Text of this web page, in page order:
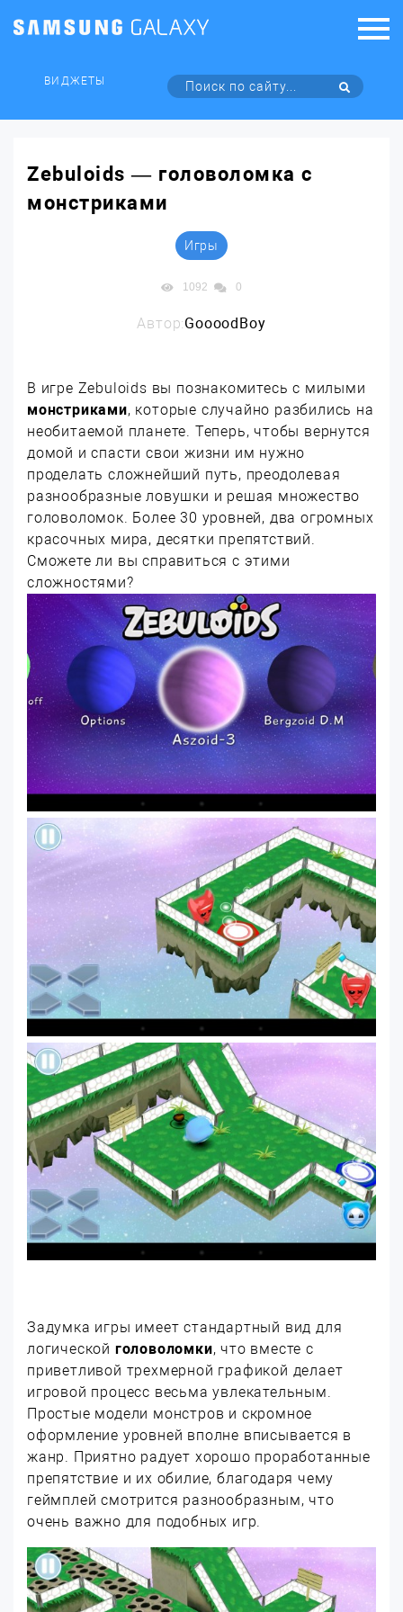
ВИДЖЕТЫ
Zebuloids — головоломка с
монстриками
Игры
1092 0
Автор:GoooodBoy
В игре Zebuloids вы познакомитесь с милыми
монстриками, которые случайно разбились на
необитаемой планете. Теперь, чтобы вернутся
домой и спасти свои жизни им нужно
проделать сложнейший путь, преодолевая
разнообразные ловушки и решая множество
головоломок. Более 30 уровней, два огромных
красочных мира, десятки препятствий.
Сможете ли вы справиться с этими
сложностями?
Задумка игры имеет стандартный вид для
логической головоломки, что вместе с
приветливой трехмерной графикой делает
игровой процесс весьма увлекательным.
Простые модели монстров и скромное
оформление уровней вполне вписывается в
жанр. Приятно радует хорошо проработанные
препятствие и их обилие, благодаря чему
геймплей смотрится разнообразным, что
очень важно для подобных игр.